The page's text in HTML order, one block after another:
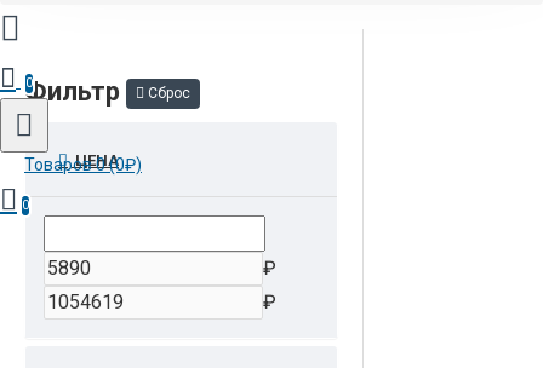
0
Товаров 0 (0₽)
0
Фильтр Сброс
ЦЕНА
₽
₽